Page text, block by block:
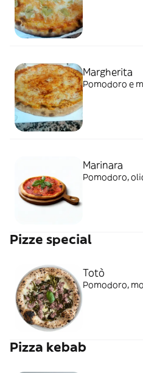
Margherita
Pomodoro e
Marinara
Pomodoro,
Pizze special
Totò
Pomodoro,
Pizza kebab